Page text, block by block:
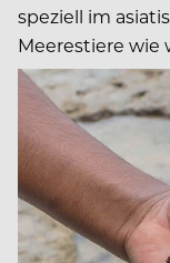
speziell im
Meerestiere wie